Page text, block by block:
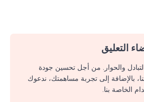
التعليق
والحوار. من أجل تحسين جودة
بالإضافة إلى تجربة مساهمتك، ندعوك
الخاصة بنا.